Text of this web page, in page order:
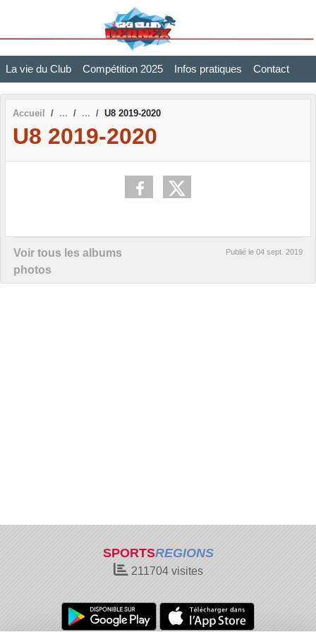
La vie du Club Compétition 2025 Infos pratiques Contact
Accueil U8 2019-2020
U8 2019-2020
Voir tous les albums
photos
Publié le 04 sept. 2019
SPORTSREGIONS
211704visites
Panneau de gestion des cookies